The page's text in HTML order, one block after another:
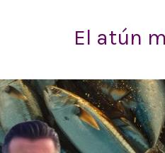
El atún